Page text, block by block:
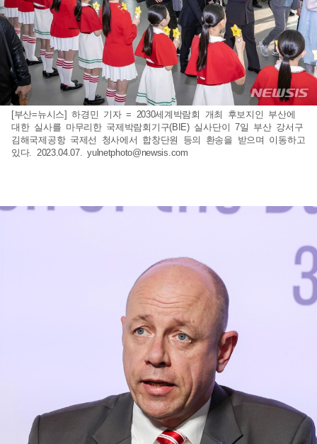
[부산=뉴시스] 하경민 기자 = 2030세계박람회 개최 후보지인 부산에
대한 실사를 마무리한 국제박람회기구(BIE) 실사단이 7일 부산 강서구
김해국제공항 국제선 청사에서 합창단원 등의 환송을 받으며 이동하고
있다. 2023.04.07.yulnetphoto@newsis.com